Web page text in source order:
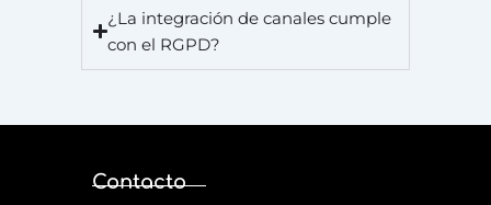
¿La integración de canales cumple
con el RGPD?
Contacto